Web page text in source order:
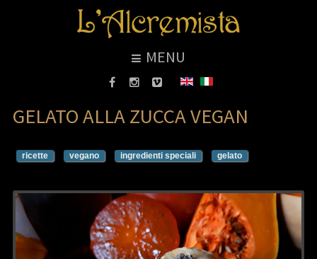
MENU
GELATO ALLA ZUCCA VEGAN
ricette vegano ingredienti speciali gelato